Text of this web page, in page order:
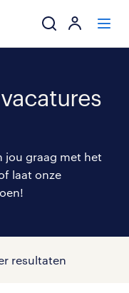
carrière
over randstad
jou graag met het
laat onze
resultaten